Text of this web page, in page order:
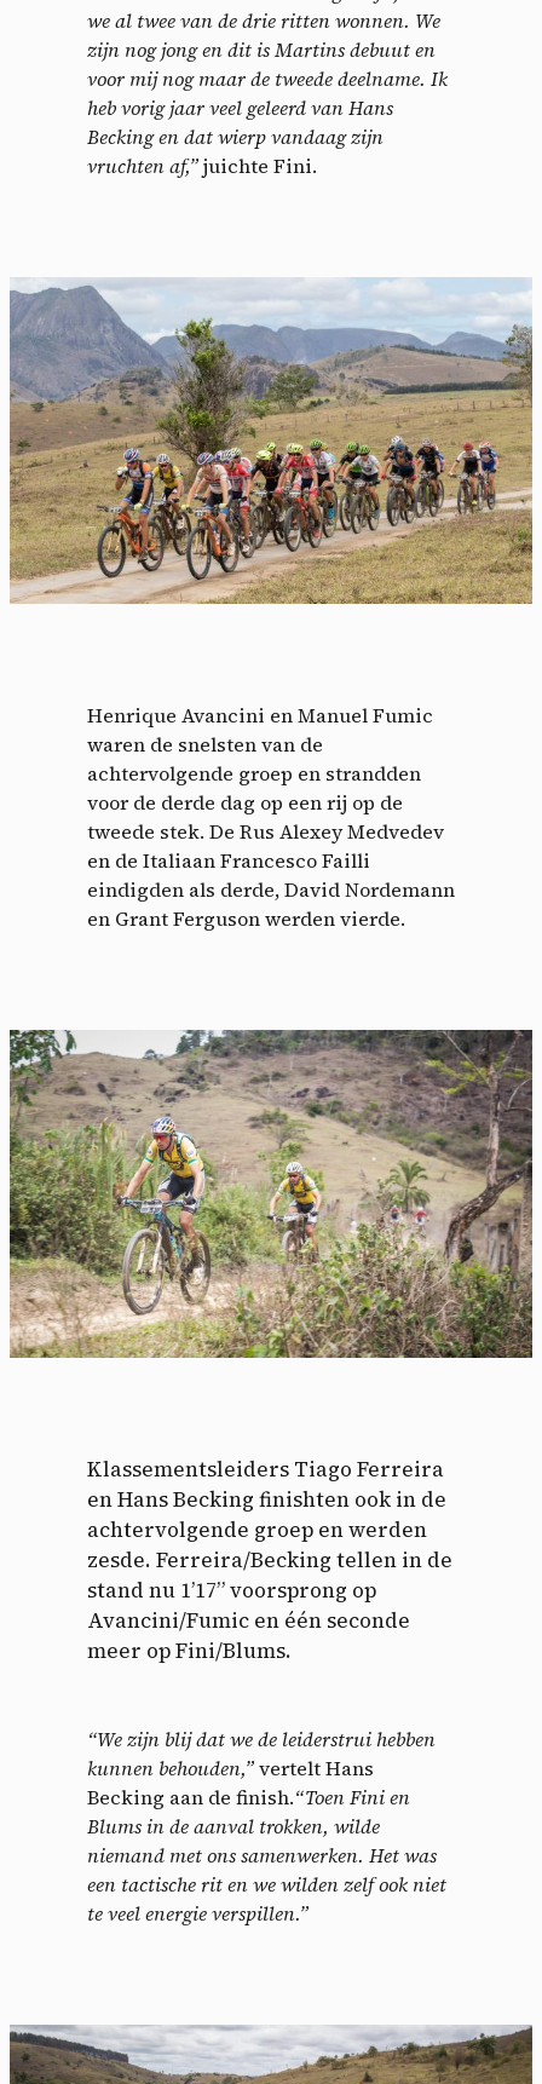
we al twee van de drie ritten wonnen. We
zijn nog jong en dit is Martins debuut en
voor mij nog maar de tweede deelname. Ik
heb vorig jaar veel geleerd van Hans
Becking en dat wierp vandaag zijn
vruchten af,”juichte Fini.
Henrique Avancini en Manuel Fumic
waren de snelsten van de
achtervolgende groep en strandden
voor de derde dag op een rij op de
tweede stek. De Rus Alexey Medvedev
en de Italiaan Francesco Failli
eindigden als derde, David Nordemann
en Grant Ferguson werden vierde.
Klassementsleiders Tiago Ferreira
en Hans Becking finishten ook in de
achtervolgende groep en werden
zesde. Ferreira/Becking tellen in de
stand nu 1’17” voorsprong op
Avancini/Fumic en één seconde
meer op Fini/Blums.
“We zijn blij dat we de leiderstrui hebben
kunnen behouden,”vertelt Hans
Becking aan de finish.“Toen Fini en
Blums in de aanval trokken, wilde
niemand met ons samenwerken. Het was
een tactische rit en we wilden zelf ook niet
te veel energie verspillen.”